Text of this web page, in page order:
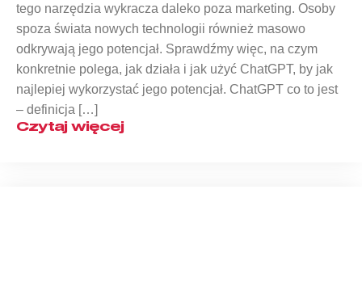
tego narzędzia wykracza daleko poza marketing. Osoby
spoza świata nowych technologii również masowo
odkrywają jego potencjał. Sprawdźmy więc, na czym
konkretnie polega, jak działa i jak użyć ChatGPT, by jak
najlepiej wykorzystać jego potencjał. ChatGPT co to jest
– definicja […]
Czytaj więcej